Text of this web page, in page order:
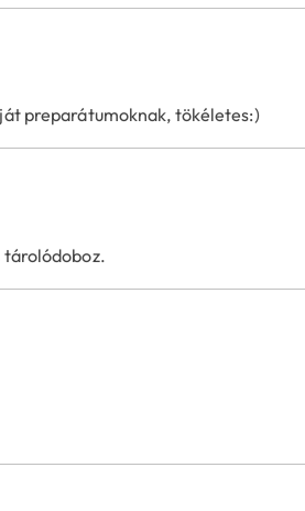
preparátumoknak, tökéletes:)